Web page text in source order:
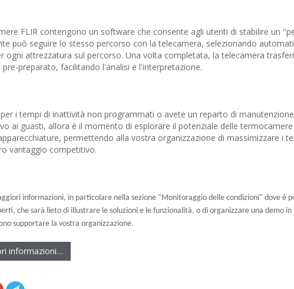
FLIR contengono un software che consente agli utenti di stabilire un
può seguire lo stesso percorso con la telecamera, selezionando
ogni attrezzatura sul percorso. Una volta completata, la telecamera
preparato, facilitando l'analisi e l'interpretazione.
i tempi di inattività non programmati o avete un reparto di
ai guasti, allora è il momento di esplorare il potenziale delle
permettendo alla vostra organizzazione di massimizzare i
vantaggio competitivo.
informazioni, in particolare nella sezione "Monitoraggio delle condizioni" dove è
che sarà lieto di illustrare le soluzioni e le funzionalità, o di organizzare una demo
supportare la vostra organizzazione.
informazioni…